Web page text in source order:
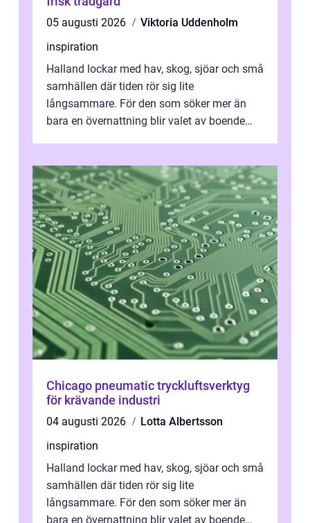
05 augusti 2026
Viktoria Uddenholm
inspiration
Halland lockar med hav, skog, sjöar och små
samhällen där tiden rör sig lite
långsammare. För den som söker mer än
bara en övernattning blir valet av boende
Chicago pneumatic tryckluftsverktyg
för krävande industri
04 augusti 2026
Lotta Albertsson
inspiration
Halland lockar med hav, skog, sjöar och små
samhällen där tiden rör sig lite
långsammare. För den som söker mer än
bara en övernattning blir valet av boende